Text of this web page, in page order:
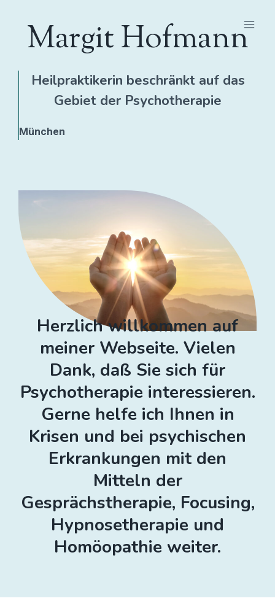
springenMargit Hofmann
Heilpraktikerin beschränkt auf das
Gebiet der Psychotherapie
München
Herzlich willkommen auf
meiner Webseite. Vielen
Dank, daß Sie sich für
Psychotherapie interessieren.
Gerne helfe ich Ihnen in
Krisen und bei psychischen
Erkrankungen mit den
Mitteln der
Gesprächstherapie, Focusing,
Hypnosetherapie und
Homöopathie weiter.